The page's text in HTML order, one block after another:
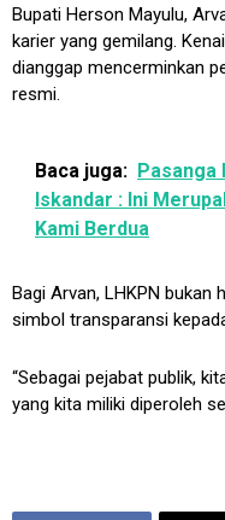
Bupati Herson Mayulu,
karier yang gemilang.
dianggap mencerminkan
resmi.
Baca juga: Pasanga
Iskandar : Ini
Kami Berdua
Bagi Arvan, LHKPN bukan
simbol transparansi
“Sebagai pejabat publik,
yang kita miliki diperoleh